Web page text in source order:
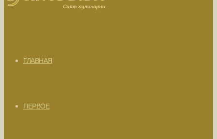
ГЛАВНАЯ
ПЕРВОЕ